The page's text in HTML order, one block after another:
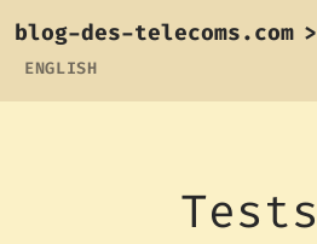
blog-des-telecoms.com >
ENGLISH
Tests